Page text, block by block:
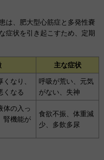
は、肥大型心筋症と多発性嚢
症状を引き起こすため、定期
主な症状
なり、
くなる
呼吸が荒い、元気
がない、失神
体の入っ
腎機能が
食欲不振、体重減
少、多飲多尿